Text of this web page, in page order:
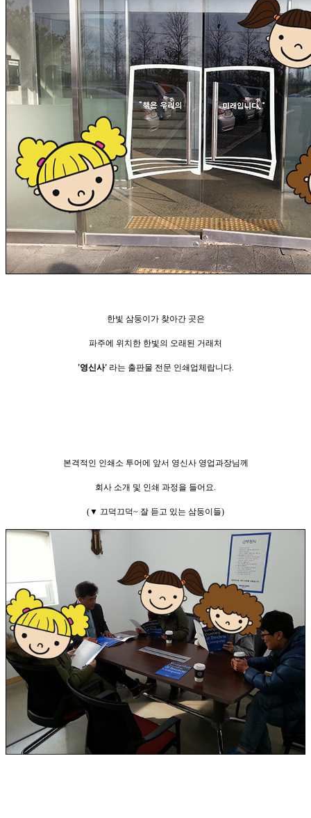
한빛 삼둥이가 찾아간 곳은
파주에 위치한 한빛의 오래된 거래처
'영신사'라는 출판물 전문 인쇄업체랍니다.
본격적인 인쇄소 투어에 앞서 영신사 영업과장님께
회사 소개 및 인쇄 과정을 들어요.
(▼ 끄덕끄덕~ 잘 듣고 있는 삼둥이들)